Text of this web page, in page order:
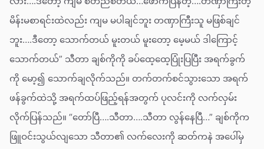
မိန်းမစာရင်းထဲလည်း ကျမ မပါချင်ဘူး တဏှာကြီးသူ မဖြစ်ချင်
ဘူး….ဒီတော့ သောက်တယ် မူးတယ် မူးတော့ မေ့မယ် ဒါကြောင့်
သောက်တယ်” သီတာ ချစ်ကိုကို ခပ်ထေ့ထေ့ပြုံးပြပြီး အရက်ခွက်
ကို မော့၍ သောက်ချလိုက်သည်။ တက်တက်စင်သွားသော အရက်
ဖန်ခွက်ထဲသို့ အရက်ထပ်ဖြည့်ရန်အတွက် ပုလင်းကို လက်လှမ်း
လိုက်ပြန်သည်။ “တော်ပြီ….သီတာ….သီတာ လွန်နေပြီ…” ချစ်ကိုက
ဖြူဝင်းသွယ်လျသော သီတာ၏ လက်လေးကို ဆတ်ကနဲ အပေါ်မှ